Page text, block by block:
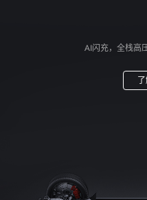
AI闪充，全栈高